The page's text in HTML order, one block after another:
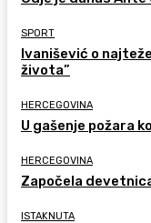
SPORT
Ivanišević o
života”
HERCEGOVINA
U gašenje požara
HERCEGOVINA
Započela
ISTAKNUTA